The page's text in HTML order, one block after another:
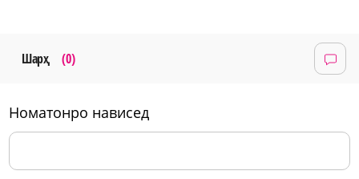
Шарҳ (0)
номатонро нависед